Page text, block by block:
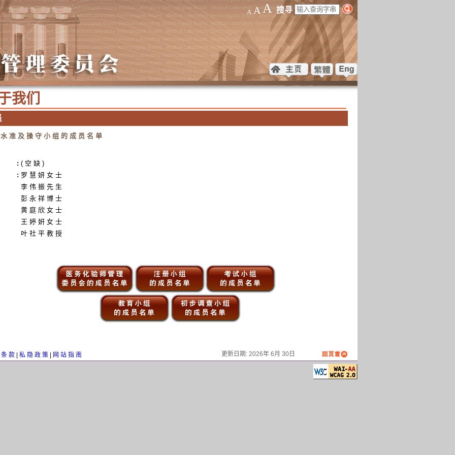
A A A 搜寻
我 们
准 及 操 守 小 组 的 成 员 名 单
: ( 空 缺 )
: 罗 慧 妍 女 士
李 伟 振 先 生
彭 永 祥 博 士
黄 庭 欣 女 士
王 婷 姸 女 士
叶 社 平 教 授
款 私 隐 政 策 网 站 指 南 更新日期: 2026年 6月 30日